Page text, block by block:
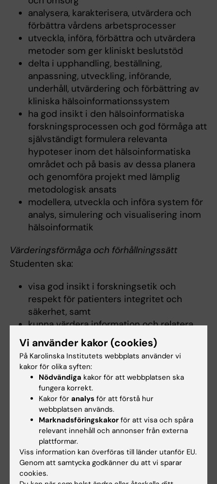
analysera, karakterisera, utvärdera och
förbättra vårdens arbetsprocesser
utveckla, införa, förbättra och utvärdera
metoder som ger kliniskt beslutstöd
delta i upphandling, beställning,
anpassning, utveckling, införande,
underhåll, utvärdering och förbättring av
kliniska hälsoinformationssystem
ha god insikt i den hälsoinformatiska
forskningsprocessen och god förmåga att
självständigt formulera relevanta
hypoteser inom det hälsoinformatiska
området och på basis av dessa planera
och genomföra projekt med lämplig
metodologisk ansats
modellera, utveckla och införa system för
analys, simulering och visualisering inom
hälsoinformatik
Värderingsförmåga och förhållningssätt
Studenten ska:
visa god insikt i forskningsetik och
respekt för patienters integritet och
säkerhet, samt
kunna värdera information och relatera
denna till etablerad kunskap inom det
hälsoinformatiska fältet.
Studenter med fördjupade studier inom
h_älsoinformatik med klinisk inriktning_ ska:
ha kunskaper och färdigheter av
betydelse för att leda utveckling,
anpassning, och implementering av
kliniska informationssystem.
Studenter som fördjupar sig inom
Vi använder kakor (cookies)
På Karolinska Institutets webbplats använder vi
kakor för olika syften:
Nödvändiga kakor för att webbplatsen ska
fungera korrekt.
Kakor för analys för att förstå hur
webbplatsen används.
Marknadsföringskakor för att visa och spåra
relevant innehåll och annonser från externa
plattformar.
Viss information kan överföras till länder utanför EU.
Genom att samtycka godkänner du att vi sparar
cookies.